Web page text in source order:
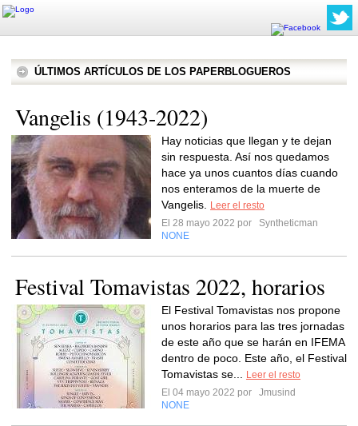
ÚLTIMOS ARTÍCULOS DE LOS PAPERBLOGUEROS
Vangelis (1943-2022)
Hay noticias que llegan y te dejan
sin respuesta. Así nos quedamos
hace ya unos cuantos días cuando
nos enteramos de la muerte de
Vangelis.
Leer el resto
El 28 mayo 2022 por
Syntheticman
NONE
Festival Tomavistas 2022, horarios
El Festival Tomavistas nos propone
unos horarios para las tres jornadas
de este año que se harán en IFEMA
dentro de poco. Este año, el Festival
Tomavistas se...
Leer el resto
El 04 mayo 2022 por
Jmusind
NONE